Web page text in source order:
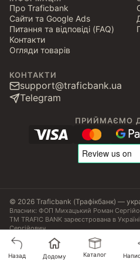
Про Traficbank
Сайти та Google Ads
Питання та відповіді (FAQ)
Контакти
Огляди товарів
КОНТАКТИ
support@traficbank.ua
Telegram
ПРИЙМАЄМО
© 2026 Traficbank (Трафікбанк) —
Власник: ФОП Михацький Роман
ТМ TRAFIC BANK зареєстрована в
Сергійович.
Угода користувача Політика
Налаштування CookiesСертифікати,
199
Назад Додому Каталог